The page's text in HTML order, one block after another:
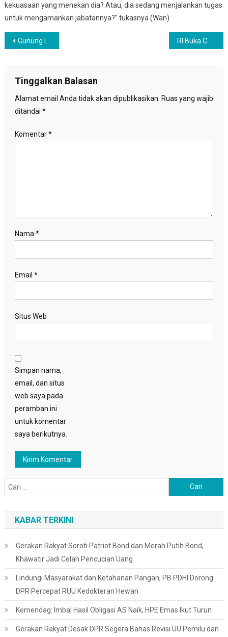
kekuasaan yang menekan dia? Atau, dia sedang menjalankan tugas
untuk mengamankan jabatannya?” tukasnya (Wan)
Navigasi
Gunung Ili Lewotolok Meletus, Ribuan Orang Terpaksa Mengungsi RI Buka Calling Visa warga Israel, BDS Indonesia ingatkan jasa Palestina kepada Indonesia
Tinggalkan Balasan
Alamat email Anda tidak akan dipublikasikan. Ruas yang wajib
ditandai *
Komentar*
Nama *
Email *
Situs Web
Simpan nama,
email, dan situs
web saya pada
peramban ini
untuk komentar
saya berikutnya.
untuk:
KABAR TERKINI
Gerakan Rakyat Soroti Patriot Bond dan Merah Putih Bond,
Khawatir Jadi Celah Pencucian Uang
Lindungi Masyarakat dan Ketahanan Pangan, PB PDHI Dorong
DPR Percepat RUU Kedokteran Hewan
Kemendag: Imbal Hasil Obligasi AS Naik, HPE Emas Ikut Turun
Gerakan Rakyat Desak DPR Segera Bahas Revisi UU Pemilu dan